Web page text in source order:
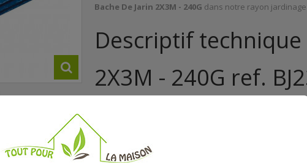
Bache De Jarin 2X3M - 240G dans notre rayon
Descriptif technique
2X3M - 240G ref.
- Resiste Aux Moisissures
- Oeillets Metalliques
- Bleu Avec Coins Renforces